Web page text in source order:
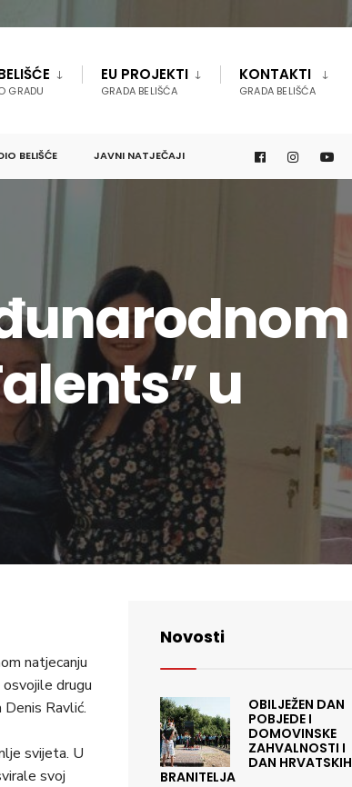
GRADU
EU PROJEKTI
GRADA BELIŠĆA
KONTAKTI
GRADA BELIŠĆA
BELIŠĆE JAVNI NATJEČAJI
u
natjecanju
drugu
Ravlić.
svijeta. U
svoj
Novosti
OBILJEŽEN DAN
POBJEDE I
DOMOVINSKE
ZAHVALNOSTI I
DAN HRVATSKIH
BRANITELJA